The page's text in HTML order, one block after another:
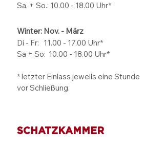
Sa. + So.: 10.00 - 18.00 Uhr*
Winter: Nov. - März
Di - Fr: 11.00 - 17.00 Uhr*
Sa + So: 10.00 - 18.00 Uhr*
* letzter Einlass jeweils eine Stunde
vor Schließung.
SCHATZKAMMER